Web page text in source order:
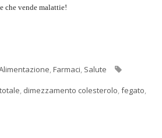
che vende malattie!
,Farmaci, Salute
, dimezzamento colesterolo,fegato,